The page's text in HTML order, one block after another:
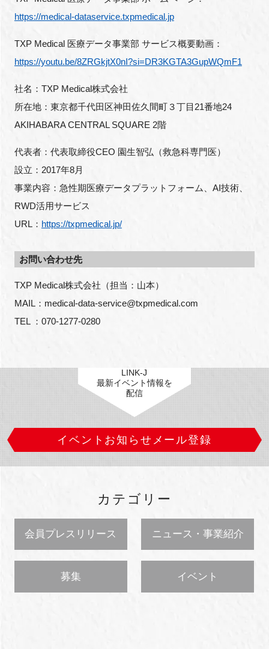
https://medical-dataservice.txpmedical.jp
TXP Medical 医療データ事業部 サービス概要動画：
https://youtu.be/8ZRGkjtX0nI?si=DR3KGTA3GupWQmF1
社名：TXP Medical株式会社
所在地：東京都千代田区神田佐久間町３丁目21番地24
AKIHABARA CENTRAL SQUARE 2階
代表者：代表取締役CEO 園生智弘（救急科専門医）
設立：2017年8月
事業内容：急性期医療データプラットフォーム、AI技術、
RWD活用サービス
URL： https://txpmedical.jp/
お問い合わせ先
TXP Medical株式会社（担当：山本）
MAIL：medical-data-service@txpmedical.com
TEL ：070-1277-0280
LINK-J
最新イベント情報を
配信
イベントお知らせメール登録
カテゴリー
会員プレスリリース ニュース・事業紹介
募集 イベント